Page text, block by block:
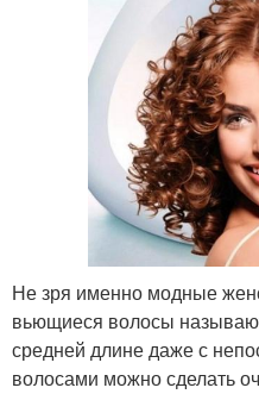
Не зря именно модные
вьющиеся волосы
средней длине даже с
волосами можно сделать